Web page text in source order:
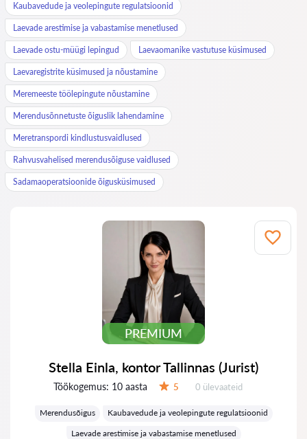
Kaubavedude ja veolepingute regulatsioonid
Laevade arestimise ja vabastamise menetlused
Laevade ostu-müügi lepingud Laevaomanike vastutuse küsimused
Laevaregistrite küsimused ja nõustamine
Meremeeste töölepingute nõustamine
Merendusõnnetuste õiguslik lahendamine
Meretranspordi kindlustusvaidlused
Rahvusvahelised merendusõiguse vaidlused
Sadamaoperatsioonide õigusküsimused
PREMIUM
Stella Einla, kontor Tallinnas (Jurist)
Töökogemus: 10 aasta 5 Ülevaateid:
0 ülevaateid
Merendusõigus
Kaubavedude ja veolepingute regulatsioonid
Laevade arestimise ja vabastamise menetlused